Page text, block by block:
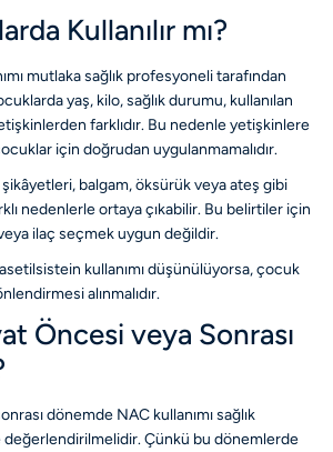
Kullanılır mı?
mutlaka sağlık profesyoneli tarafından
yaş, kilo, sağlık durumu, kullanılan
farklıdır. Bu nedenle yetişkinlere
için doğrudan uygulanmamalıdır.
balgam, öksürük veya ateş gibi
nedenlerle ortaya çıkabilir. Bu belirtiler için
ilaç seçmek uygun değildir.
kullanımı düşünülüyorsa, çocuk
alınmalıdır.
Öncesi veya Sonrası
dönemde NAC kullanımı sağlık
Çünkü bu dönemlerde